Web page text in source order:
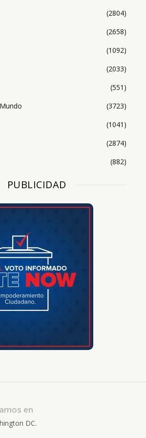
(2804)
(2658)
(1092)
(2033)
(551)
(3723)
(1041)
(2874)
(882)
PUBLICIDAD
en
DC.